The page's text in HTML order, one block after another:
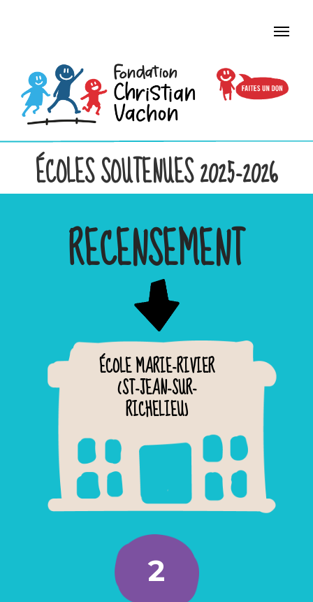
ÉCOLES SOUTENUES 2025-2026
RECENSEMENT
ÉCOLE MARIE-RIVIER
(ST-JEAN-SUR-
RICHELIEU)
2